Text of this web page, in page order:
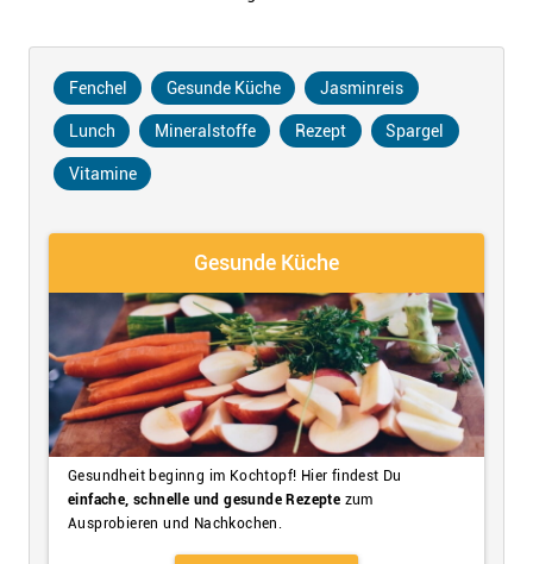
Fenchel Gesunde Küche Jasminreis
Lunch Mineralstoffe Rezept Spargel
Vitamine
Gesunde Küche
Gesundheit beginng im Kochtopf! Hier findest Du
einfache, schnelle und gesunde Rezepte zum
Ausprobieren und Nachkochen.